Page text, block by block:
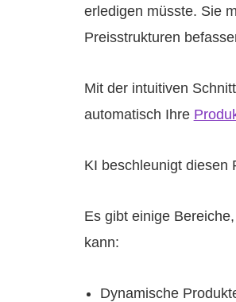
erledigen müsste. Sie
Preisstrukturen
Mit der intuitiven
automatisch Ihre
KI beschleunigt diesen
Es gibt einige
kann:
Dynamische